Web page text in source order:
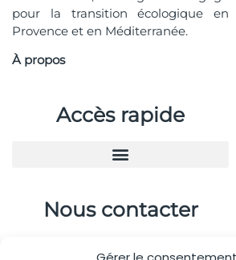
pour la transition écologique en
Provence et en Méditerranée.
À propos
Accès rapide
Nous contacter